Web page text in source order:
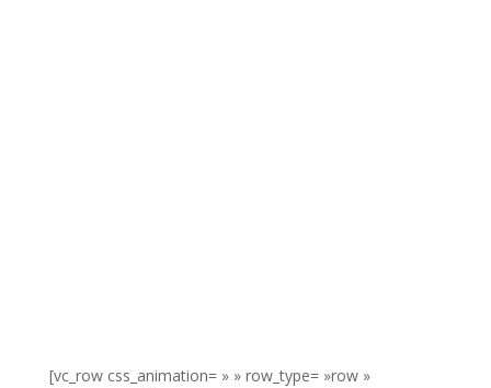
[vc_row css_animation= » » row_type= »row »